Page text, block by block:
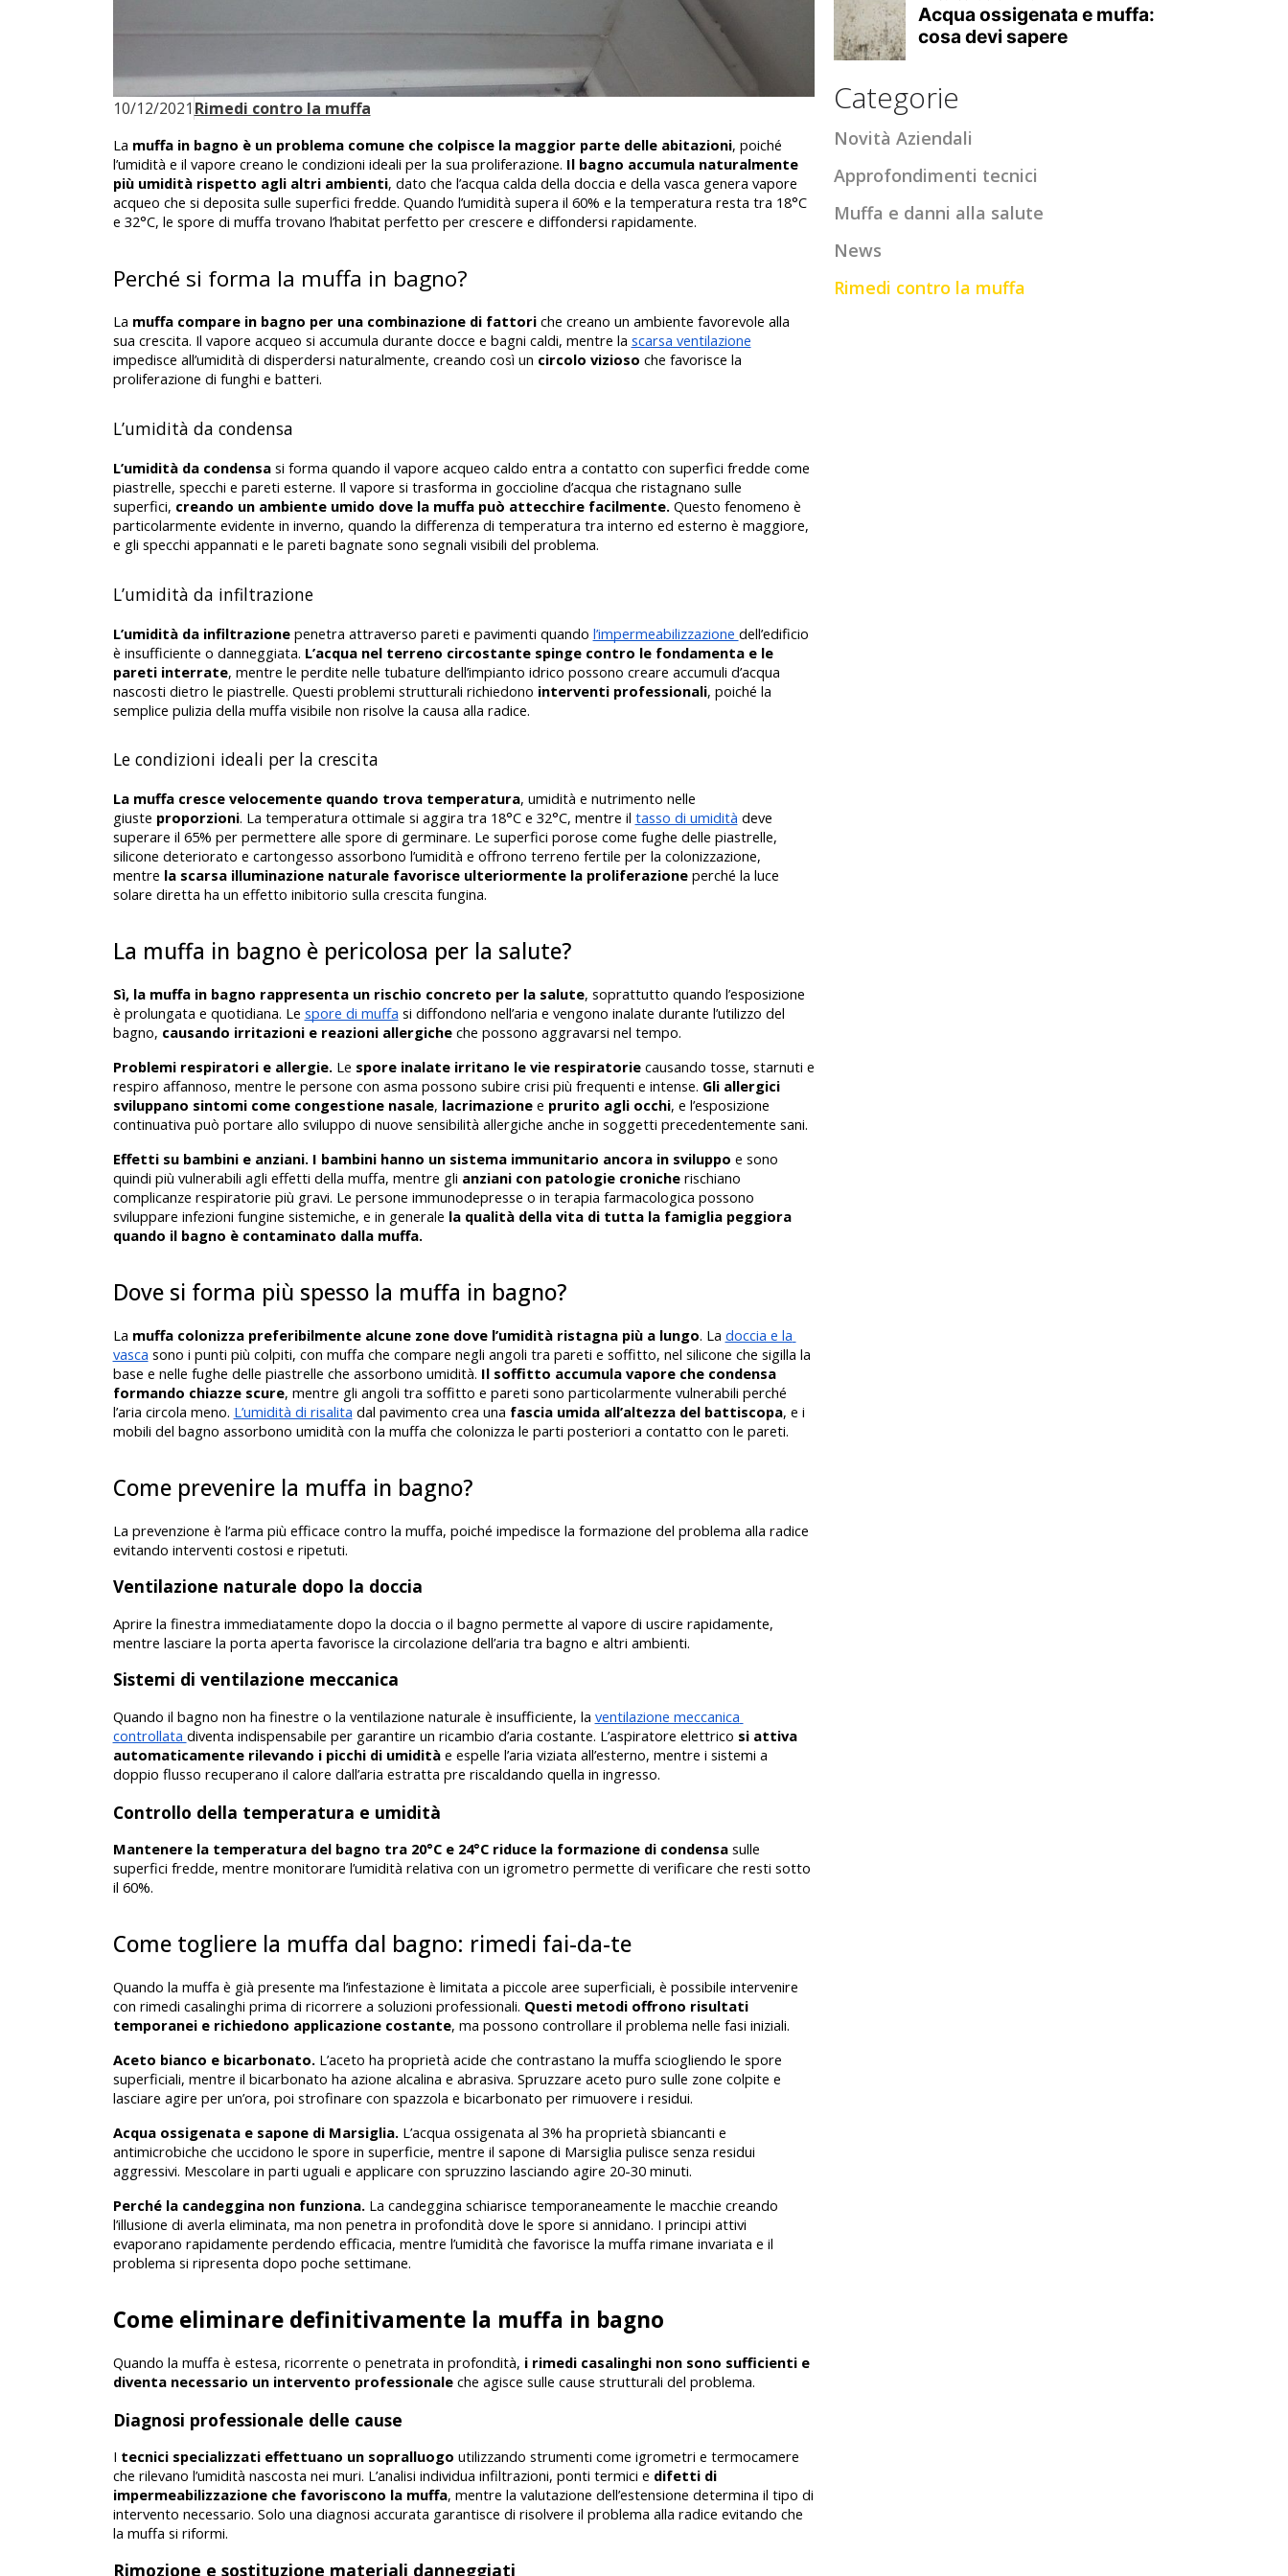
10/12/2021 Rimedi contro la muffa
La muffa in bagno è un problema comune che colpisce la maggior parte delle abitazioni, poiché
l’umidità e il vapore creano le condizioni ideali per la sua proliferazione. Il bagno accumula naturalmente
più umidità rispetto agli altri ambienti, dato che l’acqua calda della doccia e della vasca genera vapore
acqueo che si deposita sulle superfici fredde. Quando l’umidità supera il 60% e la temperatura resta tra 18°C
e 32°C, le spore di muffa trovano l’habitat perfetto per crescere e diffondersi rapidamente.
Perché si forma la muffa in bagno?
La muffa compare in bagno per una combinazione di fattori che creano un ambiente favorevole alla
sua crescita. Il vapore acqueo si accumula durante docce e bagni caldi, mentre la scarsa ventilazione
impedisce all’umidità di disperdersi naturalmente, creando così un circolo vizioso che favorisce la
proliferazione di funghi e batteri.
L’umidità da condensa
L’umidità da condensa si forma quando il vapore acqueo caldo entra a contatto con superfici fredde come
piastrelle, specchi e pareti esterne. Il vapore si trasforma in goccioline d’acqua che ristagnano sulle
superfici, creando un ambiente umido dove la muffa può attecchire facilmente. Questo fenomeno è
particolarmente evidente in inverno, quando la differenza di temperatura tra interno ed esterno è maggiore,
e gli specchi appannati e le pareti bagnate sono segnali visibili del problema.
L’umidità da infiltrazione
L’umidità da infiltrazione penetra attraverso pareti e pavimenti quando l’impermeabilizzazione dell’edificio
è insufficiente o danneggiata. L’acqua nel terreno circostante spinge contro le fondamenta e le
pareti interrate, mentre le perdite nelle tubature dell’impianto idrico possono creare accumuli d’acqua
nascosti dietro le piastrelle. Questi problemi strutturali richiedono interventi professionali, poiché la
semplice pulizia della muffa visibile non risolve la causa alla radice.
Le condizioni ideali per la crescita
La muffa cresce velocemente quando trova temperatura, umidità e nutrimento nelle
giuste proporzioni. La temperatura ottimale si aggira tra 18°C e 32°C, mentre il tasso di umidità deve
superare il 65% per permettere alle spore di germinare. Le superfici porose come fughe delle piastrelle,
silicone deteriorato e cartongesso assorbono l’umidità e offrono terreno fertile per la colonizzazione,
mentre la scarsa illuminazione naturale favorisce ulteriormente la proliferazione perché la luce
solare diretta ha un effetto inibitorio sulla crescita fungina.
La muffa in bagno è pericolosa per la salute?
Sì, la muffa in bagno rappresenta un rischio concreto per la salute, soprattutto quando l’esposizione
è prolungata e quotidiana. Le spore di muffa si diffondono nell’aria e vengono inalate durante l’utilizzo del
bagno, causando irritazioni e reazioni allergiche che possono aggravarsi nel tempo.
Problemi respiratori e allergie. Le spore inalate irritano le vie respiratorie causando tosse, starnuti e
respiro affannoso, mentre le persone con asma possono subire crisi più frequenti e intense. Gli allergici
sviluppano sintomi come congestione nasale, lacrimazione e prurito agli occhi, e l’esposizione
continuativa può portare allo sviluppo di nuove sensibilità allergiche anche in soggetti precedentemente sani.
Effetti su bambini e anziani. I bambini hanno un sistema immunitario ancora in sviluppo e sono
quindi più vulnerabili agli effetti della muffa, mentre gli anziani con patologie croniche rischiano
complicanze respiratorie più gravi. Le persone immunodepresse o in terapia farmacologica possono
sviluppare infezioni fungine sistemiche, e in generale la qualità della vita di tutta la famiglia peggiora
quando il bagno è contaminato dalla muffa.
Dove si forma più spesso la muffa in bagno?
La muffa colonizza preferibilmente alcune zone dove l’umidità ristagna più a lungo. La doccia e la
vasca sono i punti più colpiti, con muffa che compare negli angoli tra pareti e soffitto, nel silicone che sigilla la
base e nelle fughe delle piastrelle che assorbono umidità. Il soffitto accumula vapore che condensa
formando chiazze scure, mentre gli angoli tra soffitto e pareti sono particolarmente vulnerabili perché
l’aria circola meno. L’umidità di risalita dal pavimento crea una fascia umida all’altezza del battiscopa, e i
mobili del bagno assorbono umidità con la muffa che colonizza le parti posteriori a contatto con le pareti.
Come prevenire la muffa in bagno?
La prevenzione è l’arma più efficace contro la muffa, poiché impedisce la formazione del problema alla radice
evitando interventi costosi e ripetuti.
Ventilazione naturale dopo la doccia
Aprire la finestra immediatamente dopo la doccia o il bagno permette al vapore di uscire rapidamente,
mentre lasciare la porta aperta favorisce la circolazione dell’aria tra bagno e altri ambienti.
Sistemi di ventilazione meccanica
Quando il bagno non ha finestre o la ventilazione naturale è insufficiente, la ventilazione meccanica
controllata diventa indispensabile per garantire un ricambio d’aria costante. L’aspiratore elettrico si attiva
automaticamente rilevando i picchi di umidità e espelle l’aria viziata all’esterno, mentre i sistemi a
doppio flusso recuperano il calore dall’aria estratta pre riscaldando quella in ingresso.
Controllo della temperatura e umidità
Mantenere la temperatura del bagno tra 20°C e 24°C riduce la formazione di condensa sulle
superfici fredde, mentre monitorare l’umidità relativa con un igrometro permette di verificare che resti sotto
il 60%.
Come togliere la muffa dal bagno: rimedi fai-da-te
Quando la muffa è già presente ma l’infestazione è limitata a piccole aree superficiali, è possibile intervenire
con rimedi casalinghi prima di ricorrere a soluzioni professionali. Questi metodi offrono risultati
temporanei e richiedono applicazione costante, ma possono controllare il problema nelle fasi iniziali.
Aceto bianco e bicarbonato. L’aceto ha proprietà acide che contrastano la muffa sciogliendo le spore
superficiali, mentre il bicarbonato ha azione alcalina e abrasiva. Spruzzare aceto puro sulle zone colpite e
lasciare agire per un’ora, poi strofinare con spazzola e bicarbonato per rimuovere i residui.
Acqua ossigenata e sapone di Marsiglia. L’acqua ossigenata al 3% ha proprietà sbiancanti e
antimicrobiche che uccidono le spore in superficie, mentre il sapone di Marsiglia pulisce senza residui
aggressivi. Mescolare in parti uguali e applicare con spruzzino lasciando agire 20-30 minuti.
Perché la candeggina non funziona. La candeggina schiarisce temporaneamente le macchie creando
l’illusione di averla eliminata, ma non penetra in profondità dove le spore si annidano. I principi attivi
evaporano rapidamente perdendo efficacia, mentre l’umidità che favorisce la muffa rimane invariata e il
problema si ripresenta dopo poche settimane.
Come eliminare definitivamente la muffa in bagno
Quando la muffa è estesa, ricorrente o penetrata in profondità, i rimedi casalinghi non sono sufficienti e
diventa necessario un intervento professionale che agisce sulle cause strutturali del problema.
Diagnosi professionale delle cause
I tecnici specializzati effettuano un sopralluogo utilizzando strumenti come igrometri e termocamere
che rilevano l’umidità nascosta nei muri. L’analisi individua infiltrazioni, ponti termici e difetti di
impermeabilizzazione che favoriscono la muffa, mentre la valutazione dell’estensione determina il tipo di
intervento necessario. Solo una diagnosi accurata garantisce di risolvere il problema alla radice evitando che
la muffa si riformi.
Rimozione e sostituzione materiali danneggiati
Categorie
Novità Aziendali
Approfondimenti tecnici
Muffa e danni alla salute
News
Rimedi contro la muffa